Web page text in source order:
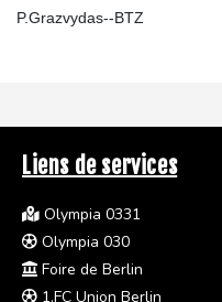
P.Grazvydas--BTZ
Liens de services
Olympia 0331
Olympia 030
Foire de Berlin
1.FC Union Berlin